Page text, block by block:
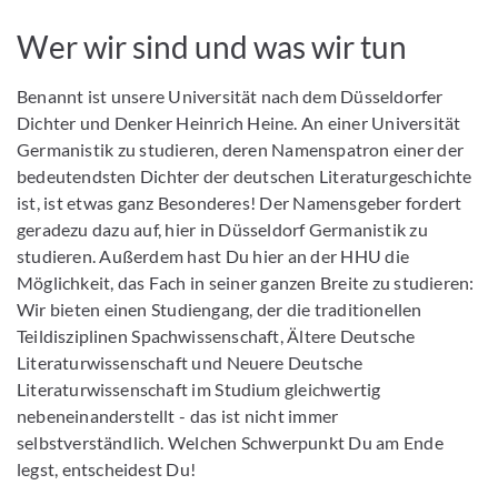
Wer wir sind und was wir tun
Benannt ist unsere Universität nach dem Düsseldorfer
Dichter und Denker Heinrich Heine. An einer Universität
Germanistik zu studieren, deren Namenspatron einer der
bedeutendsten Dichter der deutschen Literaturgeschichte
ist, ist etwas ganz Besonderes! Der Namensgeber fordert
geradezu dazu auf, hier in Düsseldorf Germanistik zu
studieren. Außerdem hast Du hier an der HHU die
Möglichkeit, das Fach in seiner ganzen Breite zu studieren:
Wir bieten einen Studiengang, der die traditionellen
Teildisziplinen Spachwissenschaft, Ältere Deutsche
Literaturwissenschaft und Neuere Deutsche
Literaturwissenschaft im Studium gleichwertig
nebeneinanderstellt - das ist nicht immer
selbstverständlich. Welchen Schwerpunkt Du am Ende
legst, entscheidest Du!